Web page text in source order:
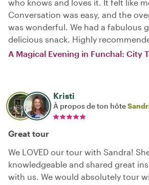
who knows and loves it. It felt like
Conversation was easy, and the
was wonderful. We had a fabulous
delicious snack. Highly
A Magical Evening in Funchal: City
Kristi
À propos de ton hôte
Great tour
We LOVED our tour with Sandra!
knowledgeable and shared great
with us. We would absolutely tour